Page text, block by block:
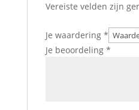
Vereiste velden zijn
Je waardering *
Je beoordeling *